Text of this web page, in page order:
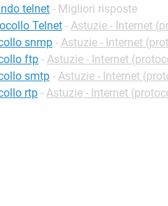
telnet - Migliori risposte
Telnet - Astuzie - Internet
snmp - Astuzie - Internet
ftp - Astuzie - Internet
smtp - Astuzie - Internet
rtp - Astuzie - Internet